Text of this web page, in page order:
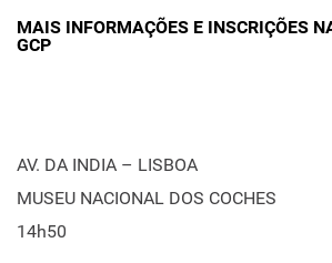
MAIS INFORMAÇÕES E INSCRIÇÕES
GCP
AV. DA INDIA – LISBOA
MUSEU NACIONAL DOS COCHES
14h50